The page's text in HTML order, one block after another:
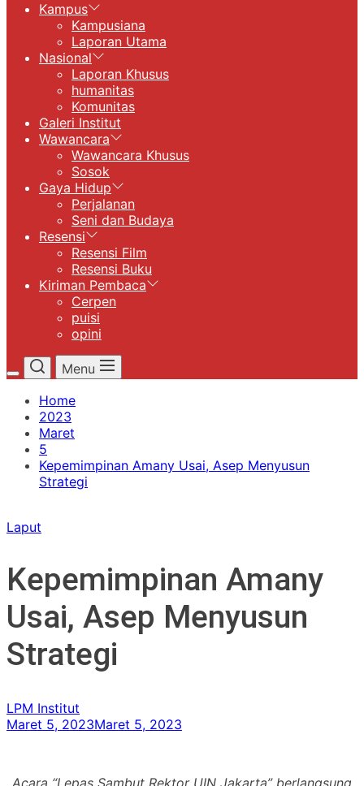
Kampus
Kampusiana
Laporan Utama
Nasional
Laporan Khusus
humanitas
Komunitas
Galeri Institut
Wawancara
Wawancara Khusus
Sosok
Gaya Hidup
Perjalanan
Seni dan Budaya
Resensi
Resensi Film
Resensi Buku
Kiriman Pembaca
Cerpen
puisi
opini
Menu
Home
2023
Maret
5
Kepemimpinan Amany Usai, Asep Menyusun
Strategi
Laput
Kepemimpinan Amany
Usai, Asep Menyusun
Strategi
LPM Institut
Maret 5, 2023Maret 5, 2023
Acara “Lepas Sambut Rektor UIN Jakarta” berlangsung